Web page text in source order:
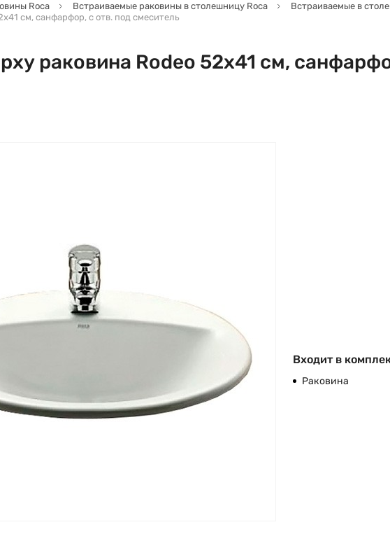
Roca Встраиваемые раковины в столешницу Roca
Встраиваемые в
см, санфарфор, с отв. под смеситель
раковина Rodeo 52х41 см,
Входит в
Раковина